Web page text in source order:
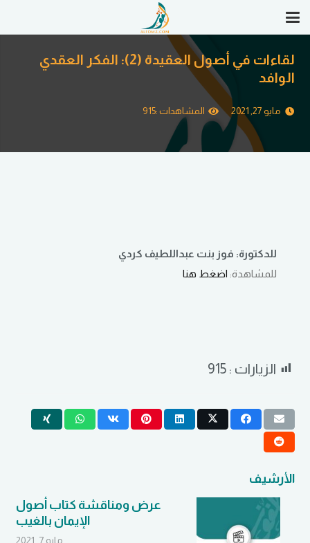
لقاءات في أصول العقيدة (2): الفكر العقدي
الوافد
مايو 27, 2021 المشاهدات :915
للدكتورة: فوز بنت عبداللطيف كردي
للمشاهدة: اضغط هنا
الزيارات :915
الأرشيف
عرض ومناقشة كتاب أصول
الإيمان بالغيب
مايو 7, 2021